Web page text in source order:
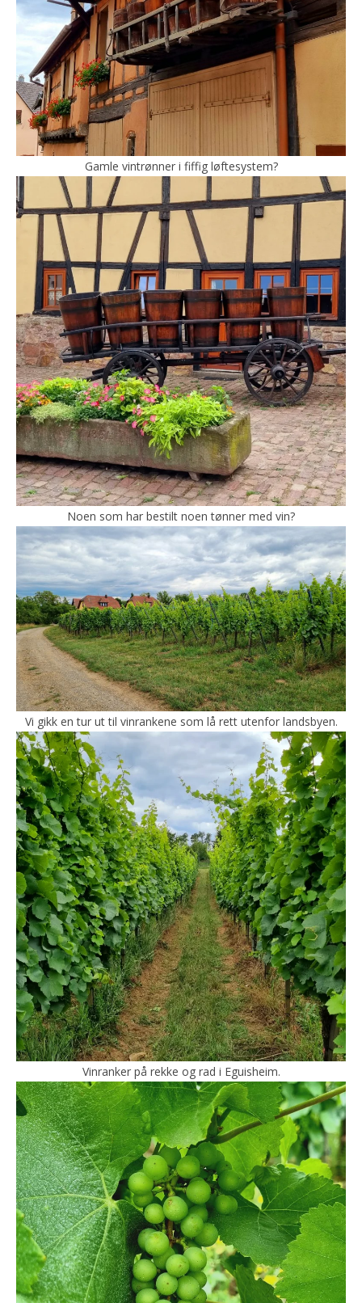
Gamle vintrønner i fiffig løftesystem?
Noen som har bestilt noen tønner med vin?
Vi gikk en tur ut til vinrankene som lå rett utenfor landsbyen.
Vinranker på rekke og rad i Eguisheim.